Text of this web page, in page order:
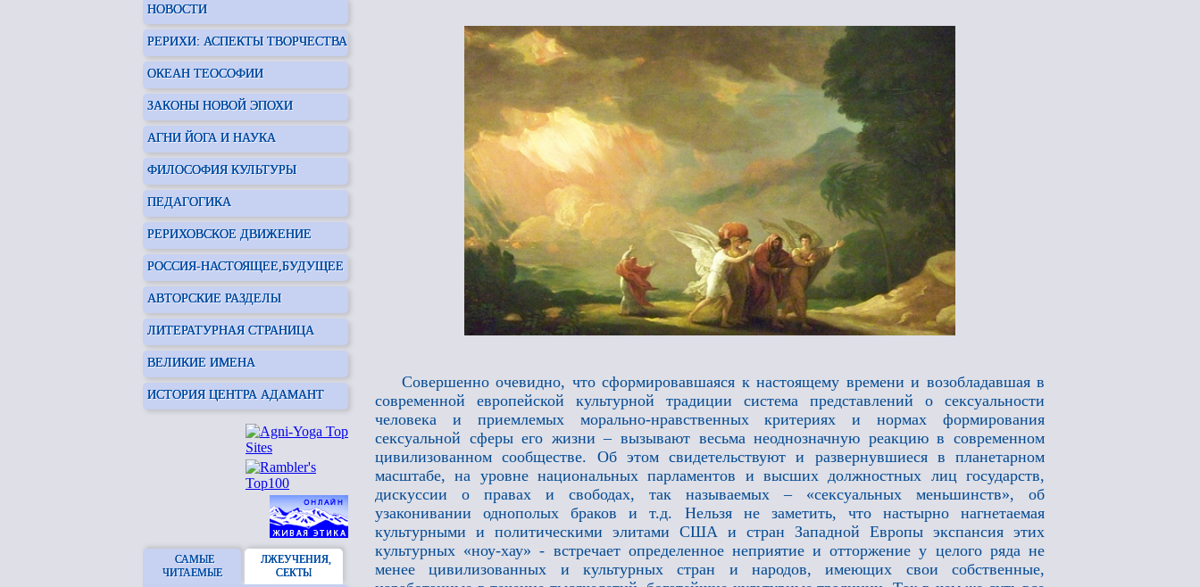
НОВОСТИ
РЕРИХИ: АСПЕКТЫ ТВОРЧЕСТВА
ОКЕАН ТЕОСОФИИ
ЗАКОНЫ НОВОЙ ЭПОХИ
АГНИ ЙОГА И НАУКА
ФИЛОСОФИЯ КУЛЬТУРЫ
ПЕДАГОГИКА
РЕРИХОВСКОЕ ДВИЖЕНИЕ
РОССИЯ-НАСТОЯЩЕЕ,БУДУЩЕЕ
АВТОРСКИЕ РАЗДЕЛЫ
ЛИТЕРАТУРНАЯ СТРАНИЦА
ВЕЛИКИЕ ИМЕНА
ИСТОРИЯ ЦЕНТРА АДАМАНТ
САМЫЕ
ЧИТАЕМЫЕ
ЛЖЕУЧЕНИЯ,
СЕКТЫ
Совершенно очевидно, что сформировавшаяся к настоящему времени и возобладавшая в
современной европейской культурной традиции система представлений о сексуальности
человека и приемлемых морально-нравственных критериях и нормах формирования
сексуальной сферы его жизни – вызывают весьма неоднозначную реакцию в современном
цивилизованном сообществе. Об этом свидетельствуют и развернувшиеся в планетарном
масштабе, на уровне национальных парламентов и высших должностных лиц государств,
дискуссии о правах и свободах, так называемых – «сексуальных меньшинств», об
узаконивании однополых браков и т.д. Нельзя не заметить, что настырно нагнетаемая
культурными и политическими элитами США и стран Западной Европы экспансия этих
культурных «ноу-хау» - встречает определенное неприятие и отторжение у целого ряда не
менее цивилизованных и культурных стран и народов, имеющих свои собственные,